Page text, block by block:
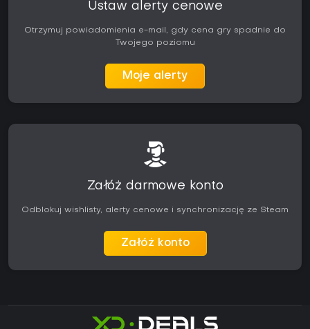
Ustaw alerty cenowe
Otrzymuj powiadomienia e-mail, gdy cena gry spadnie do
Twojego poziomu
Moje alerty
Załóż darmowe konto
Odblokuj wishlisty, alerty cenowe i synchronizację ze Steam
Załóż konto